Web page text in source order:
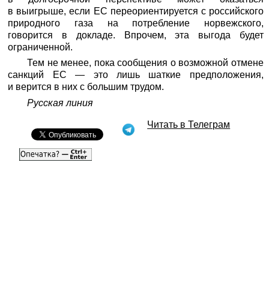
в выигрыше, если ЕС переориентируется с российского
природного газа на потребление норвежского,
говорится в докладе. Впрочем, эта выгода будет
ограниченной.
Тем не менее, пока сообщения о возможной отмене
санкций ЕС — это лишь шаткие предположения,
и верится в них с большим трудом.
Русская линия
Читать в Телеграм